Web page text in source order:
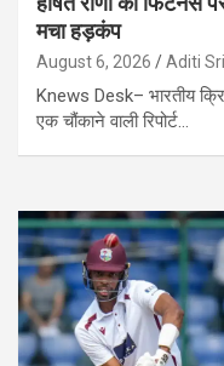
मचा हड़कंप
August 6, 2026 Aditi
Knews Desk– भारतीय
एक चौंकाने वाली रिपोर्ट…